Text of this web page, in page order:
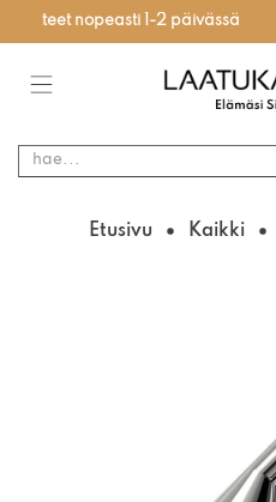
nopeasti 1-2 päivässä
hae...
Etusivu Kaikki